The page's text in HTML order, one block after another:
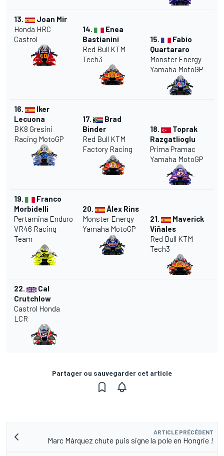
13.
Joan Mir
Honda HRC
Castrol
14.
Enea
Bastianini
Red Bull KTM
Tech3
15.
Fabio
Quartararo
Monster Energy
Yamaha MotoGP
16.
Iker
Lecuona
BK8 Gresini
Racing MotoGP
17.
Brad
Binder
Red Bull KTM
Factory Racing
18.
Toprak
Razgatlioglu
Prima Pramac
Yamaha MotoGP
19.
Franco
Morbidelli
Pertamina Enduro
VR46 Racing
Team
20.
Álex Rins
Monster Energy
Yamaha MotoGP
21.
Maverick
Viñales
Red Bull KTM
Tech3
22.
Cal
Crutchlow
Castrol Honda
LCR
Partager ou sauvegarder cet article
ARTICLE PRÉCÉDENT
Marc Márquez chute puis signe la pole en Hongrie !